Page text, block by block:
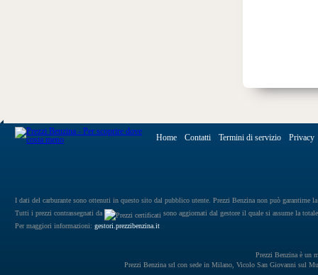
Home Contatti Termini di servizio Privacy
I dati del carburante sono ottenuti in questo sito dal pubblico utente. Prezzi Benzina non può garantirne
Tutti i prezzi contrassegnati da
sono aggiornati dal gestore il quale si assume la
Per maggiori informazioni: gestori.prezzibenzina.it
Prezzi Benzina è un
Prezzi Benzina srl con sede in Milano, Vicolo San Giovanni sul